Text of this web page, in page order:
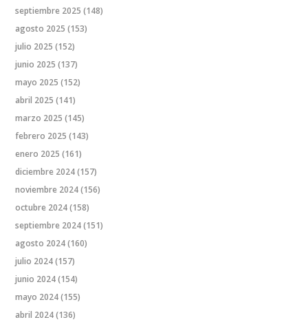
septiembre 2025 (148)
agosto 2025 (153)
julio 2025 (152)
junio 2025 (137)
mayo 2025 (152)
abril 2025 (141)
marzo 2025 (145)
febrero 2025 (143)
enero 2025 (161)
diciembre 2024(157)
noviembre 2024(156)
octubre 2024(158)
septiembre 2024(151)
agosto 2024(160)
julio 2024(157)
junio 2024(154)
mayo 2024(155)
abril 2024(136)